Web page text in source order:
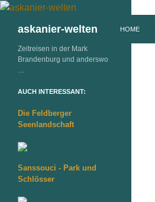
askanier-welten
HOME
Zeitreisen in der Mark
Brandenburg und anderswo
AUCH INTERESSANT:
Die Feldberger
Seenlandschaft
Sanssouci - Park und
Schlösser